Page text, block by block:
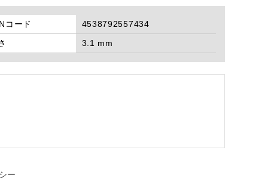
コード
4538792557434
3.1 mm
ー